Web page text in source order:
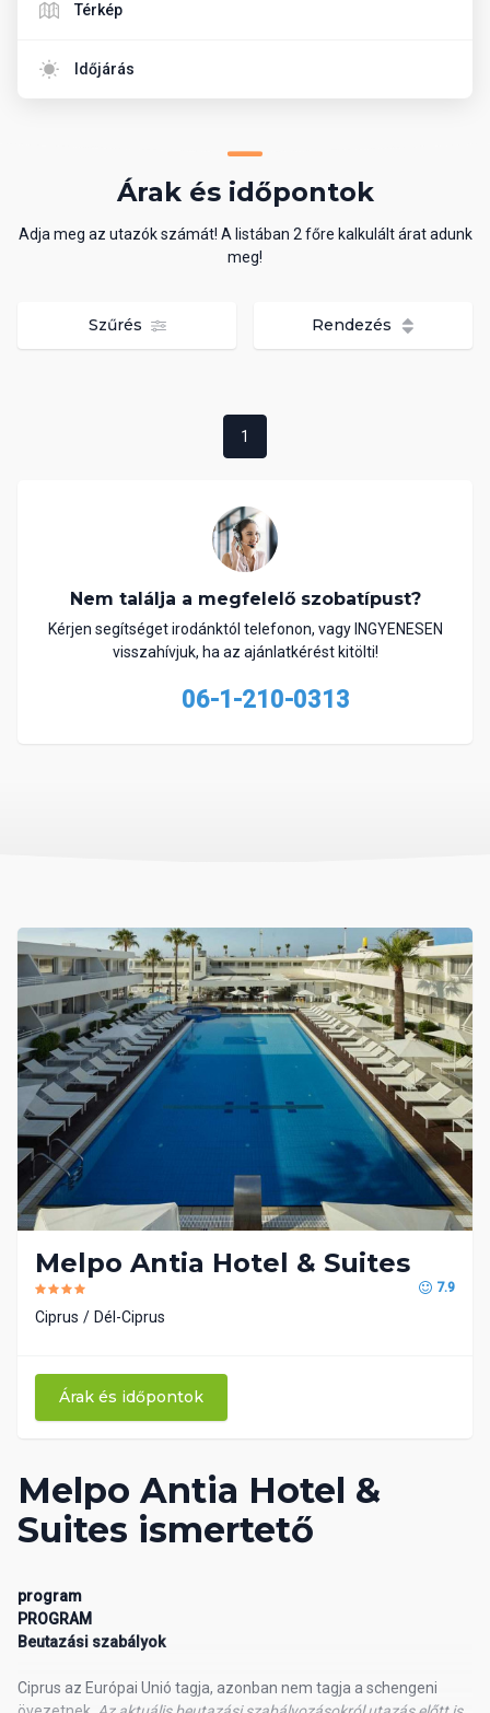
Térkép
Időjárás
Árak és időpontok
Adja meg az utazók számát! A listában 2 főre kalkulált árat adunk
meg!
Szűrés Rendezés
1
Nem találja a megfelelő szobatípust?
Kérjen segítséget irodánktól telefonon, vagy INGYENESEN
visszahívjuk, ha az ajánlatkérést kitölti!
06-1-210-0313
Melpo Antia Hotel &
Suites ismertető
program
PROGRAM
Beutazási szabályok
Ciprus az Európai Unió tagja, azonban nem tagja a schengeni
Melpo Antia Hotel & Suites
7.9
Ciprus Dél-Ciprus
Árak és időpontok